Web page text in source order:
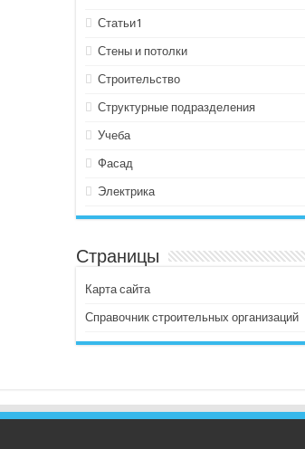
Статьи1
Стены и потолки
Строительство
Структурные подразделения
Учеба
Фасад
Электрика
Страницы
Карта сайта
Справочник строительных организаций